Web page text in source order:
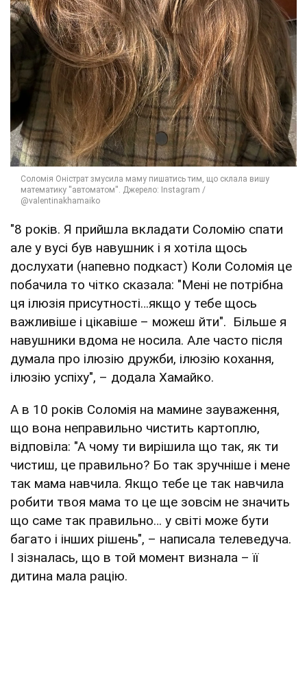
"8 років. Я прийшла вкладати Соломію спати
але у вусі був навушник і я хотіла щось
дослухати (напевно подкаст) Коли Соломія це
побачила то чітко сказала: "Мені не потрібна
ця ілюзія присутності…якщо у тебе щось
важливіше і цікавіше – можеш йти". Більше я
навушники вдома не носила. Але часто після
думала про ілюзію дружби, ілюзію кохання,
ілюзію успіху", – додала Хамайко.
А в 10 років Соломія на мамине зауваження,
що вона неправильно чистить картоплю,
відповіла: "А чому ти вирішила що так, як ти
чистиш, це правильно? Бо так зручніше і мене
так мама навчила. Якщо тебе це так навчила
робити твоя мама то це ще зовсім не значить
що саме так правильно… у світі може бути
багато і інших рішень", – написала телеведуча.
І зізналась, що в той момент визнала – її
дитина мала рацію.